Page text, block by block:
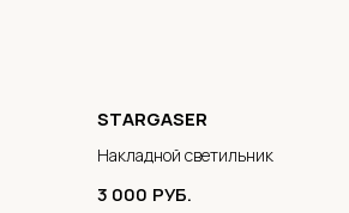
STARGASER
Накладной светильник
3 000 РУБ.